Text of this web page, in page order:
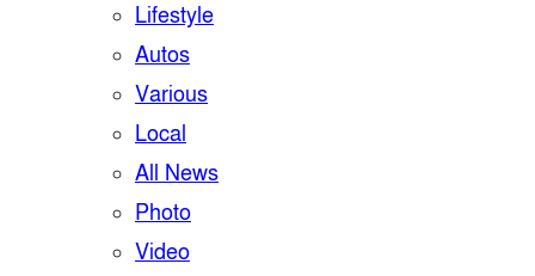
Lifestyle
Autos
Various
Local
All News
Photo
Video